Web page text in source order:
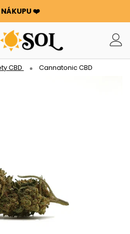
❤️
CBD už od 0,30 €/g 🍉!
ZDVOJNÁSOBENÉ ✨
ZADARMO PRI KAŽDÝCH 100
❤️
CBD už od 0,30 €/g 🍉!
CBD Cannatonic CBD